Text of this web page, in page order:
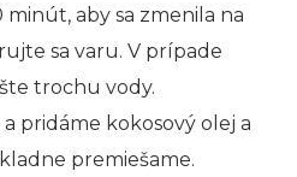
minút, aby sa zmenila na
sa varu. V prípade
trochu vody.
pridáme kokosový olej a
premiešame.